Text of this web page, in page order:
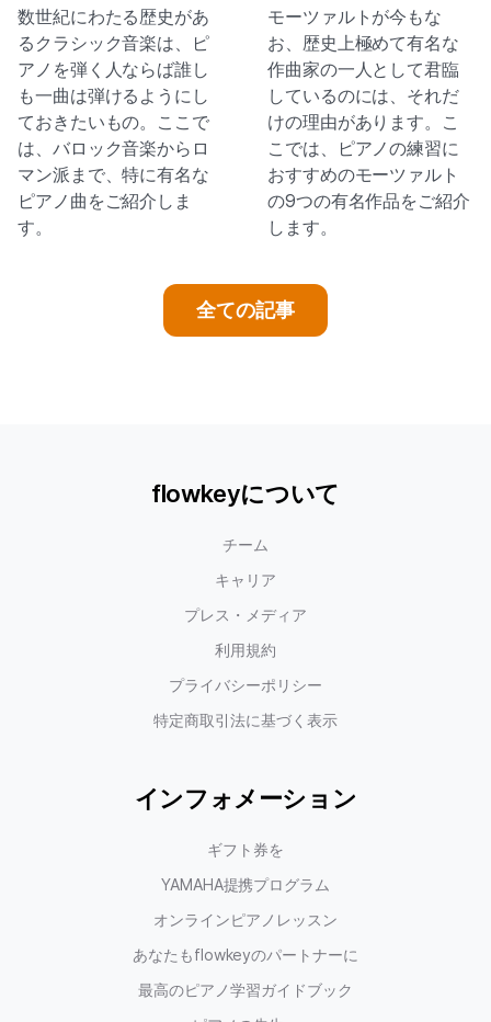
数世紀にわたる歴史があ
るクラシック音楽は、ピ
アノを弾く人ならば誰し
も一曲は弾けるようにし
ておきたいもの。ここで
は、バロック音楽からロ
マン派まで、特に有名な
ピアノ曲をご紹介しま
す。
モーツァルトが今もな
お、歴史上極めて有名な
作曲家の一人として君臨
しているのには、それだ
けの理由があります。こ
こでは、ピアノの練習に
おすすめのモーツァルト
の9つの有名作品をご紹介
します。
全ての記事
flowkeyについて
チーム
キャリア
プレス・メディア
利用規約
プライバシーポリシー
特定商取引法に基づく表示
インフォメーション
ギフト券を
YAMAHA提携プログラム
オンラインピアノレッスン
あなたもflowkeyのパートナーに
最高のピアノ学習ガイドブック